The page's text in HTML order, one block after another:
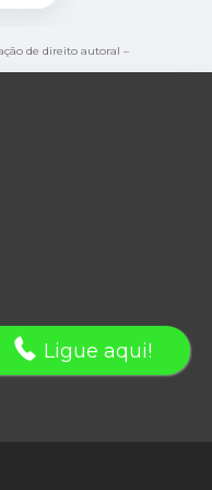
de direito autoral –
Ligue aqui!